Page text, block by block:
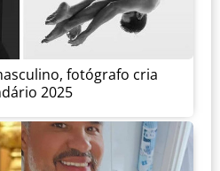
fotógrafo cria
2025